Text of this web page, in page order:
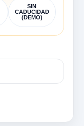
SIN
CADUCIDAD
(DEMO)